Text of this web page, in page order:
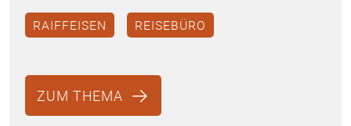
RAIFFEISEN REISEBÜRO
ZUM THEMA